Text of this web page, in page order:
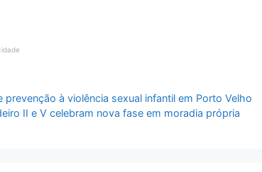
à violência sexual infantil em Porto Velho
II e V celebram nova fase em moradia própria